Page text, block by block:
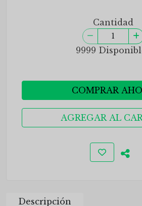
Cantidad
9999
COMPRAR
AGREGAR AL
Descripción